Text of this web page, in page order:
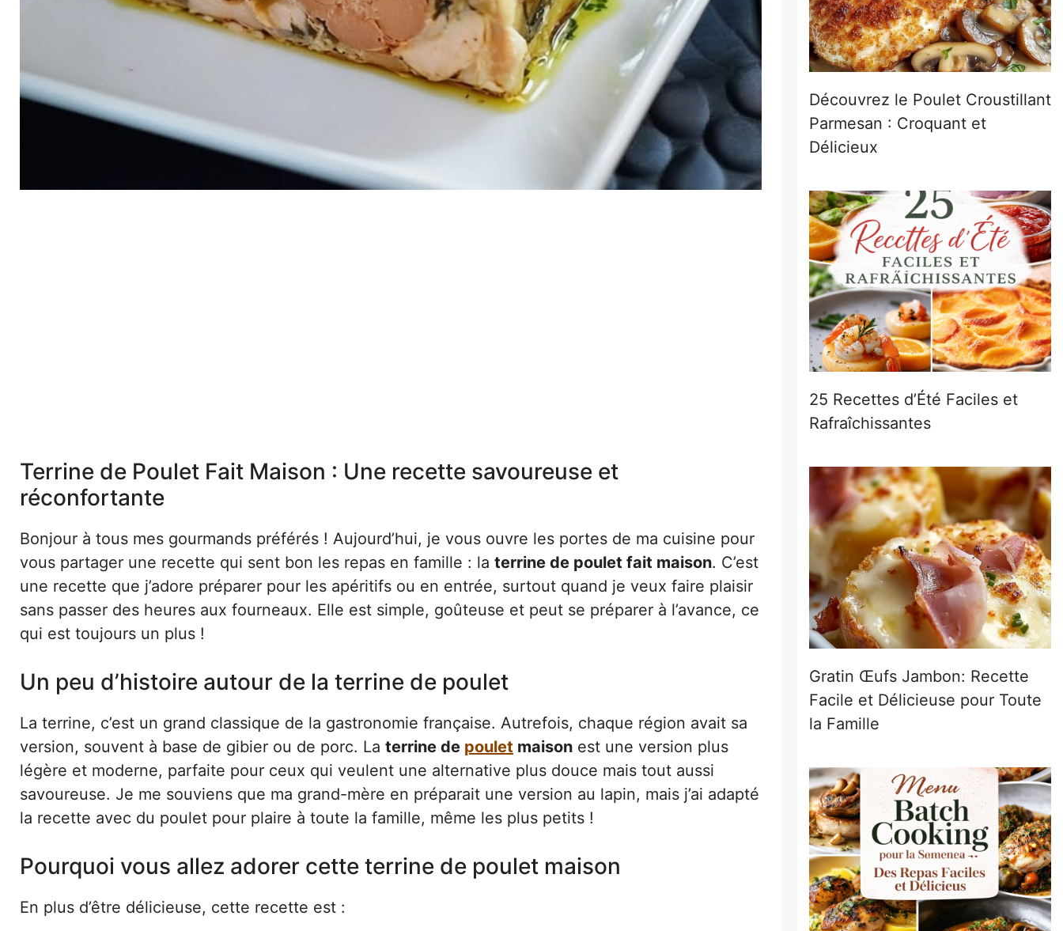
Terrine de Poulet Fait Maison : Une recette savoureuse et
réconfortante
Bonjour à tous mes gourmands préférés ! Aujourd’hui, je vous ouvre les portes de ma cuisine pour
vous partager une recette qui sent bon les repas en famille : la terrine de poulet fait maison. C’est
une recette que j’adore préparer pour les apéritifs ou en entrée, surtout quand je veux faire plaisir
sans passer des heures aux fourneaux. Elle est simple, goûteuse et peut se préparer à l’avance, ce
qui est toujours un plus !
Un peu d’histoire autour de la terrine de poulet
La terrine, c’est un grand classique de la gastronomie française. Autrefois, chaque région avait sa
version, souvent à base de gibier ou de porc. La terrine de poulet maison est une version plus
légère et moderne, parfaite pour ceux qui veulent une alternative plus douce mais tout aussi
savoureuse. Je me souviens que ma grand-mère en préparait une version au lapin, mais j’ai adapté
la recette avec du poulet pour plaire à toute la famille, même les plus petits !
Pourquoi vous allez adorer cette terrine de poulet maison
En plus d’être délicieuse, cette recette est :
Découvrez le Poulet Croustillant
Parmesan : Croquant et
Délicieux
25 Recettes d’Été Faciles et
Rafraîchissantes
Gratin Œufs Jambon: Recette
Facile et Délicieuse pour Toute
la Famille